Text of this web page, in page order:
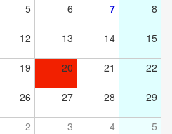
5 6 7 8
12 13 14 15
19 20 21 22
26 27 28 29
2 3 4 5